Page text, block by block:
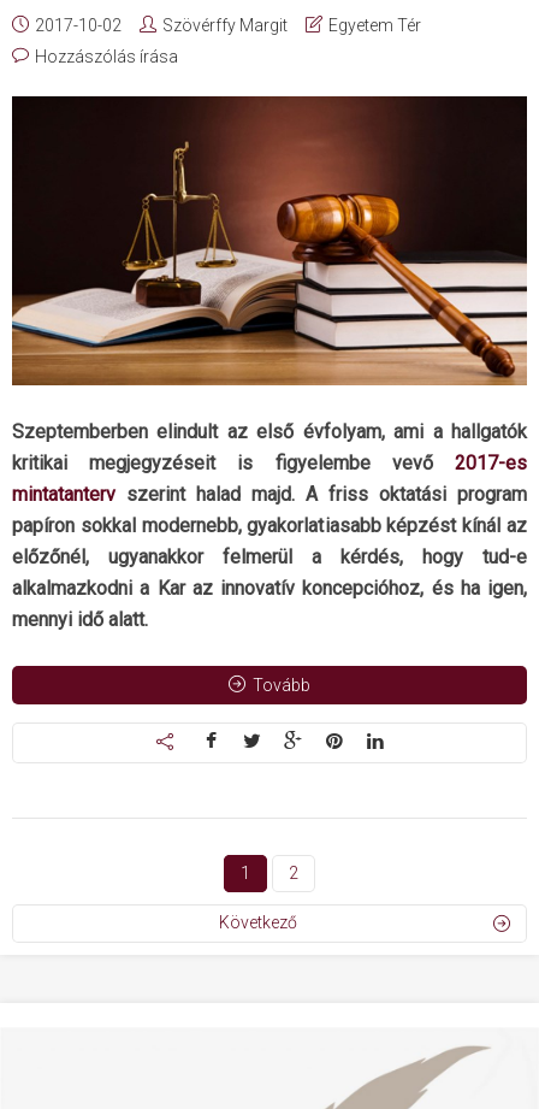
2017-10-02 Szövérffy Margit
Egyetem Tér
Hozzászólás írása
Szeptemberben elindult az első évfolyam, ami a hallgatók
kritikai megjegyzéseit is figyelembe vevő 2017-es
mintatanterv szerint halad majd. A friss oktatási program
papíron sokkal modernebb, gyakorlatiasabb képzést kínál az
előzőnél, ugyanakkor felmerül a kérdés, hogy tud-e
alkalmazkodni a Kar az innovatív koncepcióhoz, és ha igen,
mennyi idő alatt.
Tovább
1 2
Következő